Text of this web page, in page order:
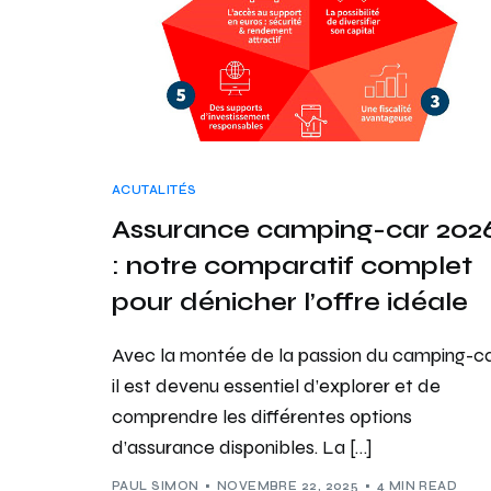
ACUTALITÉS
Assurance camping-car
: notre comparatif complet
pour dénicher l’offre idéale
Avec la montée de la passion du camping-
il est devenu essentiel d’explorer et de
comprendre les différentes options
d’assurance disponibles. La […]
PAUL SIMON NOVEMBRE 22, 2025 4 MIN READ